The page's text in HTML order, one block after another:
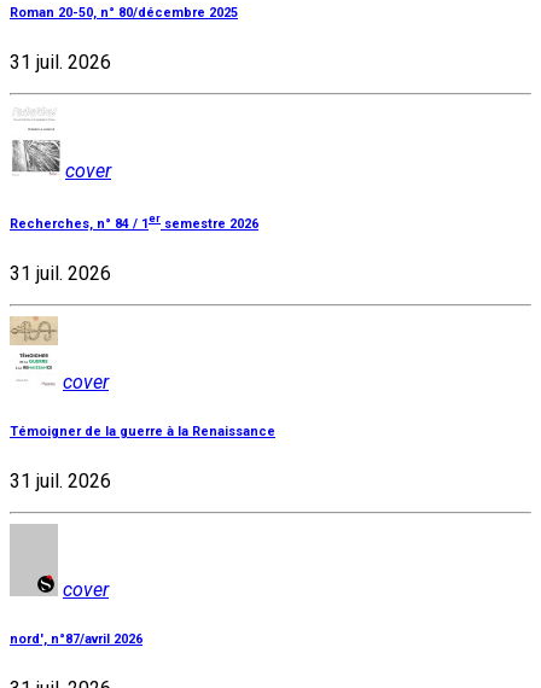
Roman 20-50, n° 80/décembre 2025
31 juil. 2026
cover
Recherches, n° 84 / 1er semestre 2026
31 juil. 2026
cover
Témoigner de la guerre à la Renaissance
31 juil. 2026
cover
nord', n°87/avril 2026